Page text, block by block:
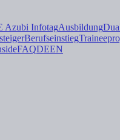
Azubi InfotagAusbildung
BerufseinstiegTrainee
FAQDEEN